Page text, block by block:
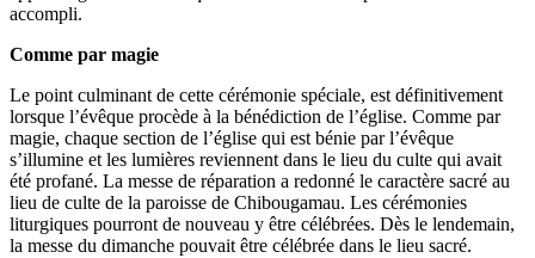
accompli.
Comme par magie
Le point culminant de cette cérémonie spéciale, est définitivement
lorsque l’évêque procède à la bénédiction de l’église. Comme par
magie, chaque section de l’église qui est bénie par l’évêque
s’illumine et les lumières reviennent dans le lieu du culte qui avait
été profané. La messe de réparation a redonné le caractère sacré au
lieu de culte de la paroisse de Chibougamau. Les cérémonies
liturgiques pourront de nouveau y être célébrées. Dès le lendemain,
la messe du dimanche pouvait être célébrée dans le lieu sacré.